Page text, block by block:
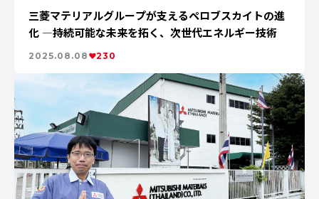
三菱マテリアルグループが支えるペロブスカイトの進
化 ―持続可能な未来を拓く、次世代エネルギー技術
2025.08.08 230